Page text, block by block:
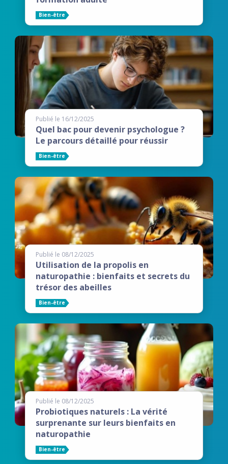
Bien-être
Publié le 16/12/2025
Quel bac pour devenir psychologue ?
Le parcours détaillé pour réussir
Bien-être
Publié le 08/12/2025
Utilisation de la propolis en
naturopathie : bienfaits et secrets du
trésor des abeilles
Bien-être
Publié le 08/12/2025
Probiotiques naturels : La vérité
surprenante sur leurs bienfaits en
naturopathie
Bien-être